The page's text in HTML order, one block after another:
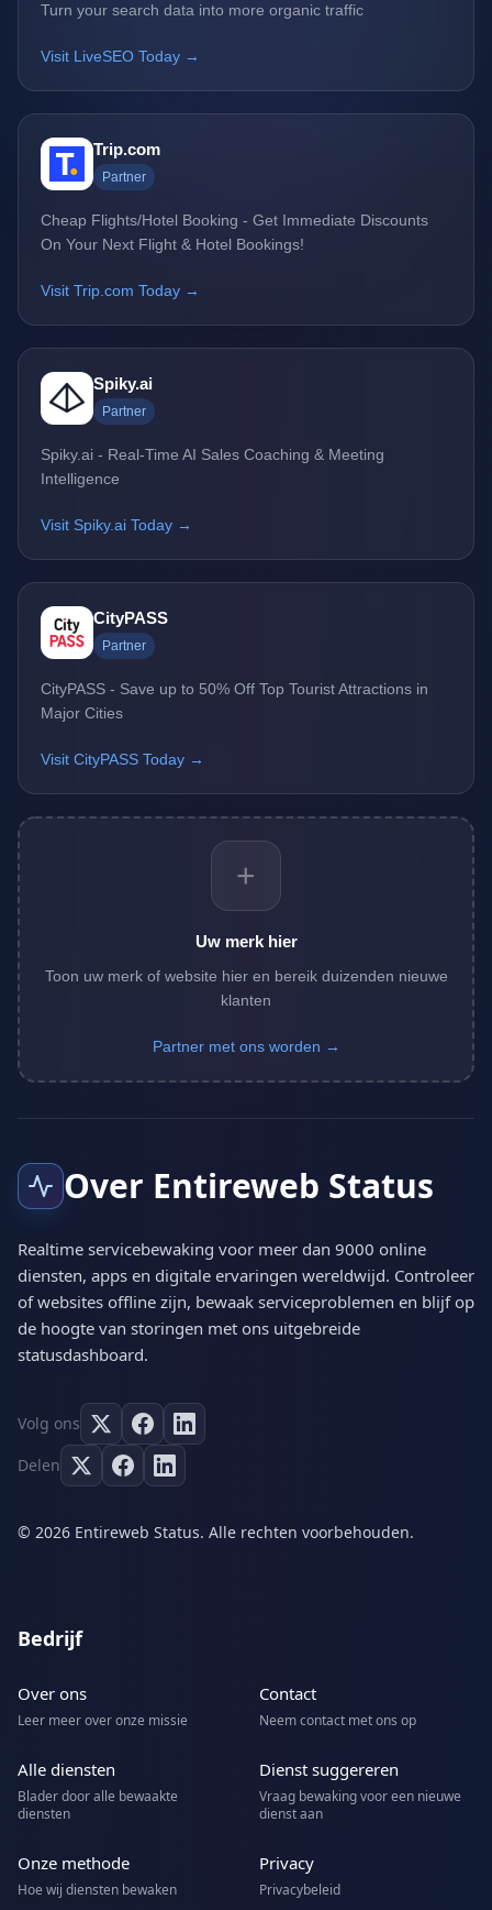
Turn your search data into more organic traffic
Visit LiveSEO Today →
Trip.com
Partner
Cheap Flights/Hotel Booking - Get Immediate Discounts
On Your Next Flight & Hotel Bookings!
Visit Trip.com Today →
Spiky.ai
Partner
Spiky.ai - Real-Time AI Sales Coaching & Meeting
Intelligence
Visit Spiky.ai Today →
CityPASS
Partner
CityPASS - Save up to 50% Off Top Tourist Attractions in
Major Cities
Visit CityPASS Today →
+
Uw merk hier
Toon uw merk of website hier en bereik duizenden nieuwe
klanten
Partner met ons worden →
Over Entireweb Status
Realtime servicebewaking voor meer dan 9000 online
diensten, apps en digitale ervaringen wereldwijd. Controleer
of websites offline zijn, bewaak serviceproblemen en blijf op
de hoogte van storingen met ons uitgebreide
statusdashboard.
Volg ons
Delen
© 2026 Entireweb Status. Alle rechten voorbehouden.
Bedrijf
Over ons
Leer meer over onze missie
Contact
Neem contact met ons op
Alle diensten
Blader door alle bewaakte
diensten
Dienst suggereren
Vraag bewaking voor een nieuwe
dienst aan
Onze methode
Hoe wij diensten bewaken
Privacy
Privacybeleid